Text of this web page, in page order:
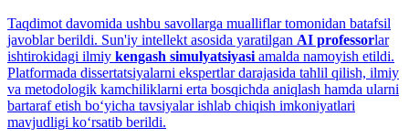
Taqdimot davomida ushbu savollarga mualliflar tomonidan batafsil
javoblar berildi. Sun'iy intellekt asosida yaratilgan AI professorlar
ishtirokidagi ilmiy kengash simulyatsiyasi amalda namoyish etildi.
Platformada dissertatsiyalarni ekspertlar darajasida tahlil qilish, ilmiy
va metodologik kamchiliklarni erta bosqichda aniqlash hamda ularni
bartaraf etish bo‘yicha tavsiyalar ishlab chiqish imkoniyatlari
mavjudligi ko‘rsatib berildi.